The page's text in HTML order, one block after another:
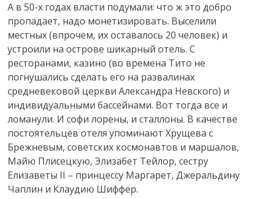
А в 50-х годах власти подумали: что ж это добро
пропадает, надо монетизировать. Выселили
местных (впрочем, их оставалось 20 человек) и
устроили на острове шикарный отель. С
ресторанами, казино (во времена Тито не
погнушались сделать его на развалинах
средневековой церкви Александра Невского) и
индивидуальными бассейнами. Вот тогда все и
ломанули. И софи лорены, и сталлоны. В качестве
постоятельцев отеля упоминают Хрущева с
Брежневым, советских космонавтов и маршалов,
Майю Плисецкую, Элизабет Тейлор, сестру
Елизаветы II – принцессу Маргарет, Джеральдину
Чаплин и Клаудию Шиффер.